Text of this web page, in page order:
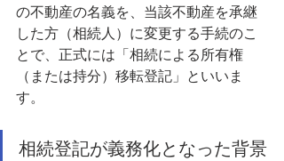
の不動産の名義を、当該不動産を承継
した方（相続人）に変更する手続のこ
とで、正式には「相続による所有権
（または持分）移転登記」といいま
す。
相続登記が義務化となった背景